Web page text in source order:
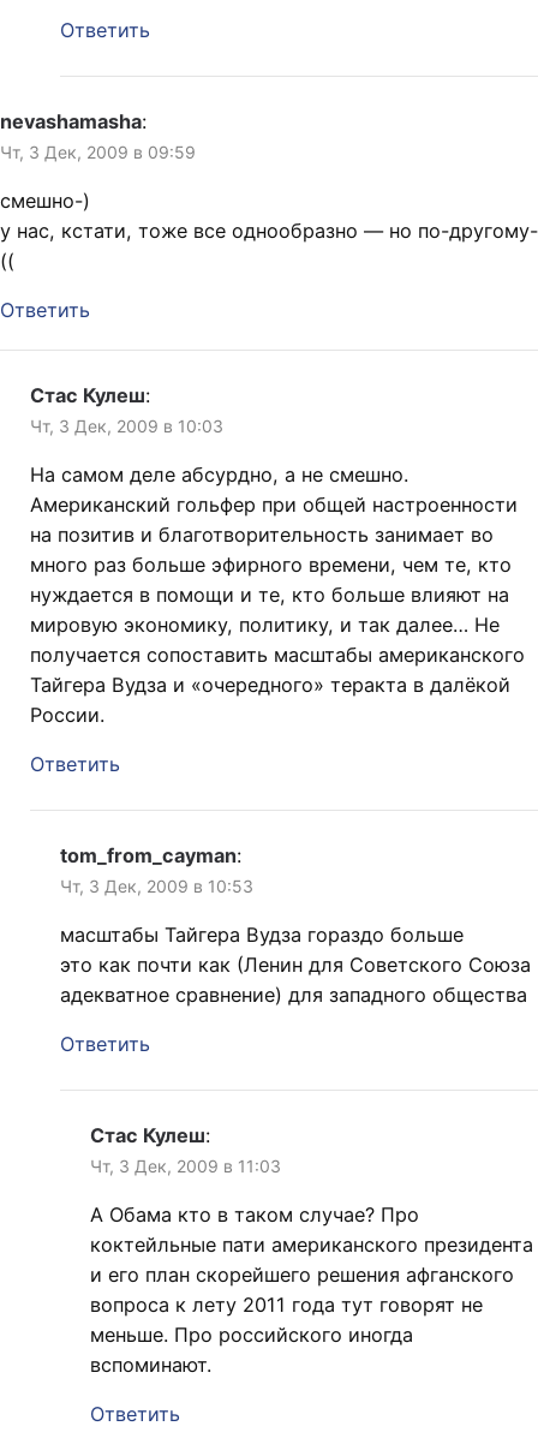
Ответить
nevashamasha:
Чт, 3 Дек, 2009 в 09:59
смешно-)
у нас, кстати, тоже все однообразно — но по-другому-
((
Ответить
Стас Кулеш:
Чт, 3 Дек, 2009 в 10:03
На самом деле абсурдно, а не смешно.
Американский гольфер при общей настроенности
на позитив и благотворительность занимает во
много раз больше эфирного времени, чем те, кто
нуждается в помощи и те, кто больше влияют на
мировую экономику, политику, и так далее… Не
получается сопоставить масштабы американского
Тайгера Вудза и «очередного» теракта в далёкой
России.
Ответить
tom_from_cayman:
Чт, 3 Дек, 2009 в 10:53
масштабы Тайгера Вудза гораздо больше
это как почти как (Ленин для Советского Союза
адекватное сравнение) для западного общества
Ответить
Стас Кулеш:
Чт, 3 Дек, 2009 в 11:03
А Обама кто в таком случае? Про
коктейльные пати американского президента
и его план скорейшего решения афганского
вопроса к лету 2011 года тут говорят не
меньше. Про российского иногда
вспоминают.
Ответить